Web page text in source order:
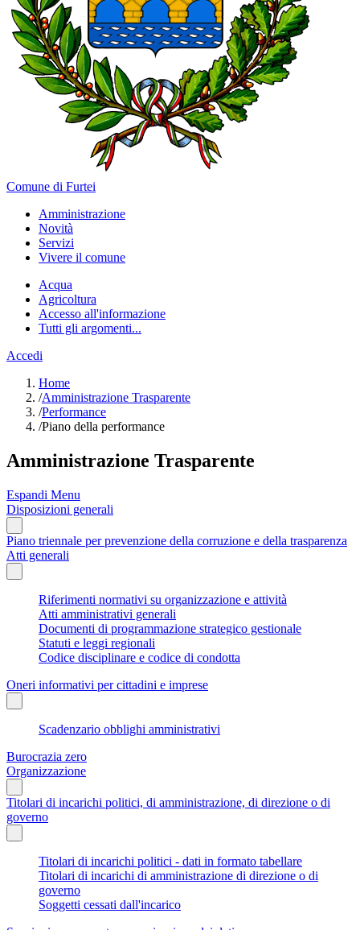
Comune di Furtei
Amministrazione
Novità
Servizi
Vivere il comune
Acqua
Agricoltura
Accesso all'informazione
Tutti gli argomenti...
Accedi
Home
/Amministrazione Trasparente
/Performance
/Piano della performance
Amministrazione Trasparente
Espandi Menu
Disposizioni generali
Piano triennale per prevenzione della corruzione e della trasparenza
Atti generali
Riferimenti normativi su organizzazione e attività
Atti amministrativi generali
Documenti di programmazione strategico gestionale
Statuti e leggi regionali
Codice disciplinare e codice di condotta
Oneri informativi per cittadini e imprese
Scadenzario obblighi amministrativi
Burocrazia zero
Organizzazione
Titolari di incarichi politici, di amministrazione, di direzione o di
governo
Titolari di incarichi politici - dati in formato tabellare
Titolari di incarichi di amministrazione di direzione o di
governo
Soggetti cessati dall'incarico